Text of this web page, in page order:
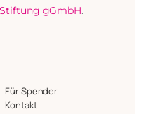
gGmbH.
Für Spender
Kontakt